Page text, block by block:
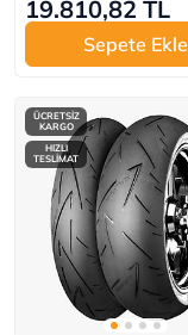
19.810,82 TL
Sepete Ekle
ÜCRETSİZ
KARGO
HIZLI
TESLİMAT